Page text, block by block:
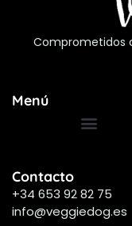
Comprometidos
Menú
Contacto
+34 653 92 82 75
info@veggiedog.es